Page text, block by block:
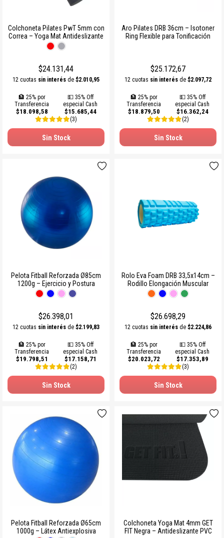
Colchoneta Pilates PwT 5mm con
Correa – Yoga Mat Antideslizante
$24.131,44
12 cuotas sin interés de $2.010,95
🏦 25% por
Transferencia
$18.098,58
💵 35% Off
especial Cash
$15.685,44
(3)
Sin Stock
Aro Pilates DRB 36cm – Isotoner
Ring Flexible para Tonificación
$25.172,67
12 cuotas sin interés de $2.097,72
🏦 25% por
Transferencia
$18.879,50
💵 35% Off
especial Cash
$16.362,24
(2)
Sin Stock
Pelota Fitball Reforzada Ø85cm
1200g – Ejercicio y Postura
$26.398,01
12 cuotas sin interés de $2.199,83
🏦 25% por
Transferencia
$19.798,51
💵 35% Off
especial Cash
$17.158,71
(2)
Sin Stock
Rolo Eva Foam DRB 33,5x14cm –
Rodillo Elongación Muscular
$26.698,29
12 cuotas sin interés de $2.224,86
🏦 25% por
Transferencia
$20.023,72
💵 35% Off
especial Cash
$17.353,89
(3)
Sin Stock
Pelota Fitball Reforzada Ø65cm
1000g – Látex Antiexplosiva
Colchoneta Yoga Mat 4mm GET
FIT Negra – Antideslizante PVC